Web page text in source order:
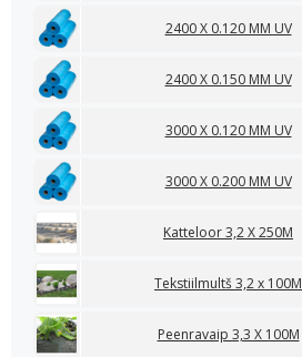
2400 X 0.120 MM UV
2400 X 0.150 MM UV
3000 X 0.120 MM UV
3000 X 0.200 MM UV
Katteloor 3,2 X 250M
Tekstiilmultš 3,2 x 100M
Peenravaip 3,3 X 100M